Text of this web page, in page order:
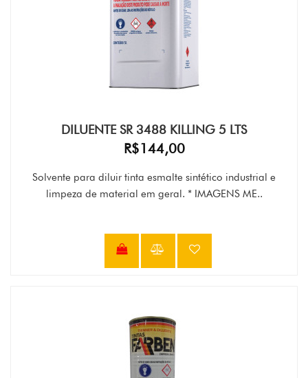
DILUENTE SR 3488 KILLING 5 LTS
R$144,00
Solvente para diluir tinta esmalte sintético industrial e
limpeza de material em geral. * IMAGENS ME..